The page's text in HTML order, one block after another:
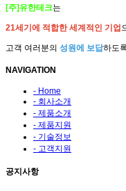
[주]유한테크는
21세기에 적합한 세계적인 기업
고객 여러분의 성원에 보답하도
NAVIGATION
- Home
- 회사소개
- 제품소개
- 제품지원
- 기술정보
- 고객지원
공지사항